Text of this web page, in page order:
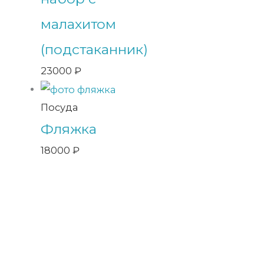
малахитом
(подстаканник)
23000₽
Посуда
Фляжка
18000₽